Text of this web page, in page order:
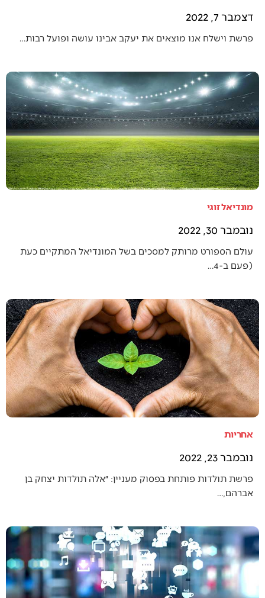
דצמבר 7, 2022
פרשת וישלח אנו מוצאים את יעקב אבינו עושה ופועל רבות…
מונדיאל זוגי
נובמבר 30, 2022
עולם הספורט מרותק למסכים בשל המונדיאל המתקיים כעת
(פעם ב-4…
אחריות
נובמבר 23, 2022
פרשת תולדות פותחת בפסוק מעניין: ״אלה תולדות יצחק בן
אברהם,…